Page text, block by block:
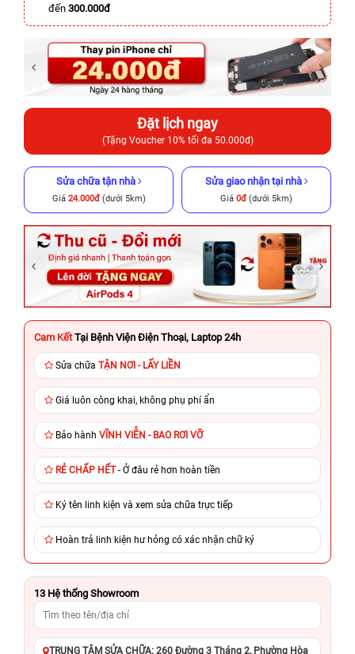
đến 300.000đ
Đặt lịch ngay
(Tặng Voucher 10% tối đa 50.000đ)
Sửa chữa tận nhà
Giá 24.000đ(dưới 5km)
Sửa giao nhận tại nhà
Giá 0đ (dưới 5km)
Cam Kết Tại Bệnh Viện Điện Thoại, Laptop 24h
Sửa chữa TẬN NƠI - LẤY LIỀN
Giá luôn công khai, không phụ phí ẩn
Bảo hành VĨNH VIỄN - BAO RƠI VỠ
RẺ CHẤP HẾT- Ở đâu rẻ hơn hoàn tiền
Ký tên linh kiện và xem sửa chữa trực tiếp
Hoàn trả linh kiện hư hỏng có xác nhận chữ ký
13 Hệ thống Showroom
TRUNG TÂM SỬA CHỮA: 260 Đường 3 Tháng 2, Phường Hòa